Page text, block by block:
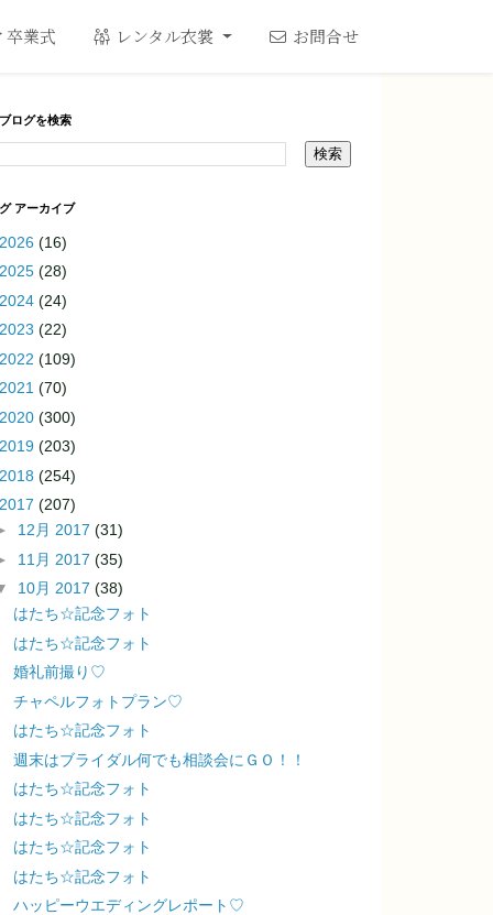
卒業式 レンタル衣裳 お問合せ
ログを検索
アーカイブ
2026 (16)
2025 (28)
2024 (24)
2023 (22)
2022 (109)
2021 (70)
2020 (300)
2019 (203)
2018 (254)
2017 (207)
12月 2017 (31)
11月 2017 (35)
10月 2017 (38)
はたち☆記念フォト
はたち☆記念フォト
婚礼前撮り♡
チャペルフォトプラン♡
はたち☆記念フォト
週末はブライダル何でも相談会にＧＯ！！
はたち☆記念フォト
はたち☆記念フォト
はたち☆記念フォト
はたち☆記念フォト
ハッピーウエディングレポート♡